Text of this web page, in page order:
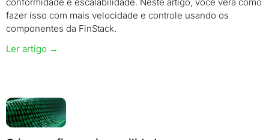
fazer isso com mais velocidade e controle usando os
componentes da FinStack.
Ler artigo →